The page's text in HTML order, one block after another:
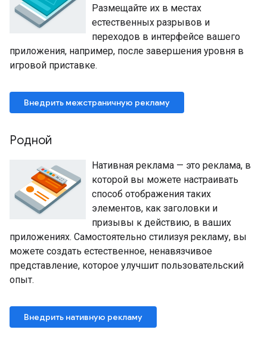
Размещайте их в местах
естественных разрывов и
переходов в интерфейсе вашего
приложения, например, после завершения уровня в
игровой приставке.
Внедрить межстраничную рекламу
Родной
Нативная реклама — это реклама, в
которой вы можете настраивать
способ отображения таких
элементов, как заголовки и
призывы к действию, в ваших
приложениях. Самостоятельно стилизуя рекламу, вы
можете создать естественное, ненавязчивое
представление, которое улучшит пользовательский
опыт.
Внедрить нативную рекламу